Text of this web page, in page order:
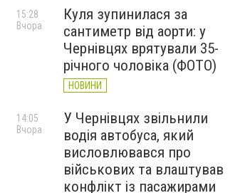
Куля зупинилася за
сантиметр від аорти: у
Чернівцях врятували 35-
річного чоловіка (ФОТО)
НОВИНИ
15:28
Вчора
У Чернівцях звільнили
водія автобуса, який
висловлювався про
військових та влаштував
конфлікт із пасажирами
14:05
Вчора